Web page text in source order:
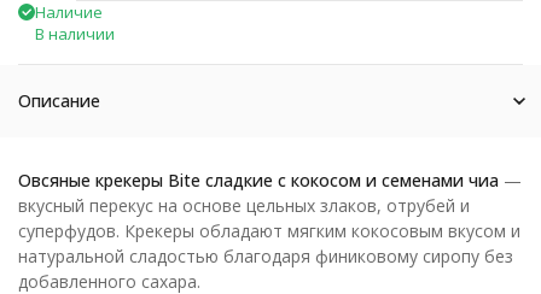
Наличие
В наличии
Описание
Овсяные крекеры Bite сладкие с кокосом и семенами чиа —
вкусный перекус на основе цельных злаков, отрубей и
суперфудов. Крекеры обладают мягким кокосовым вкусом и
натуральной сладостью благодаря финиковому сиропу без
добавленного сахара.